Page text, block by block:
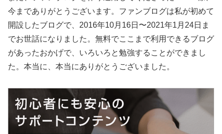
今までありがとうございます。ファンブログは私が初めて
開設したブログで、2016年10月16日〜2021年1月24日ま
でお世話になりました。無料でここまで利用できるブログ
があったおかげで、いろいろと勉強することができまし
た。本当に、本当にありがとうございました。